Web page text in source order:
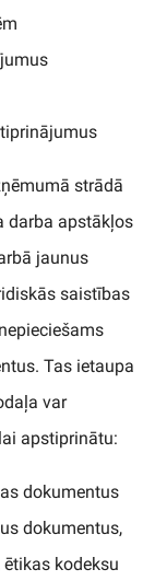
strādā
darba apstākļos
jaunus
saistības
Tas ietaupa
var
apstiprinātu:
dokumentus
dokumentus,
kodeksu